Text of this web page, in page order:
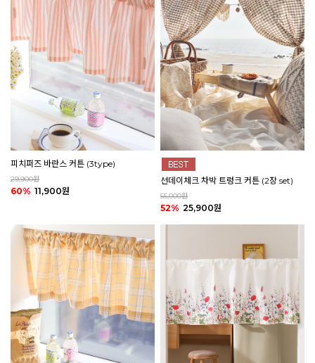
피치퍼즈 바란스 커튼 (3type)
29,900원
60% 11,900원
선데이체크 차박 트렁크 커튼 (2장 set)
55,000원
52% 25,900원